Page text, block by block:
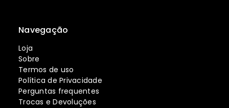
Navegação
Loja
Sobre
Termos de uso
Política de Privacidade
Perguntas frequentes
Trocas e Devoluções